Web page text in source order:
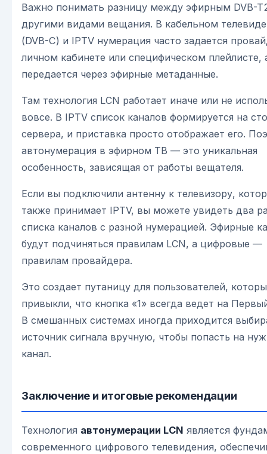
Важно понимать разницу между эфирным DVB-
другими видами вещания. В кабельном
(DVB-C) и IPTV нумерация часто задается
личном кабинете или специфическом плейлисте,
передается через эфирные метаданные.
Там технология LCN работает иначе или не
вовсе. В IPTV список каналов формируется на
сервера, и приставка просто отображает его.
автонумерация в эфирном ТВ — это уникальная
особенность, зависящая от работы вещателя.
Если вы подключили антенну к телевизору,
также принимает IPTV, вы можете увидеть два
списка каналов с разной нумерацией. Эфирные
будут подчиняться правилам LCN, а цифровые —
правилам провайдера.
Это создает путаницу для пользователей,
привыкли, что кнопка «1» всегда ведет на
В смешанных системах иногда приходится
источник сигнала вручную, чтобы попасть на
канал.
Заключение и итоговые рекомендации
Технология автонумерации LCN является
современного цифрового телевидения,